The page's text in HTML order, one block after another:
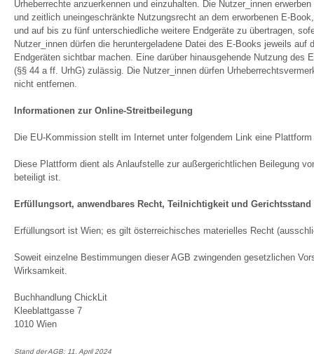
Urheberrechte anzuerkennen und einzuhalten. Die Nutzer_innen
und zeitlich uneingeschränkte Nutzungsrecht an dem erworbenen E-
und auf bis zu fünf unterschiedliche weitere Endgeräte zu übertragen,
Nutzer_innen dürfen die heruntergeladene Datei des E-Books jeweils
Endgeräten sichtbar machen. Eine darüber hinausgehende Nutzung
(§§ 44 a ff. UrhG) zulässig. Die Nutzer_innen dürfen
nicht entfernen.
Informationen zur Online-Streitbeilegung
Die EU-Kommission stellt im Internet unter folgendem Link eine
Diese Plattform dient als Anlaufstelle zur außergerichtlichen Beilegung
beteiligt ist.
Erfüllungsort, anwendbares Recht, Teilnichtigkeit und Gerichtsstand
Erfüllungsort ist Wien; es gilt österreichisches materielles Recht
Soweit einzelne Bestimmungen dieser AGB zwingenden gesetzlichen
Wirksamkeit.
Buchhandlung ChickLit
Kleeblattgasse 7
1010 Wien
Stand der AGB: 11. April 2024